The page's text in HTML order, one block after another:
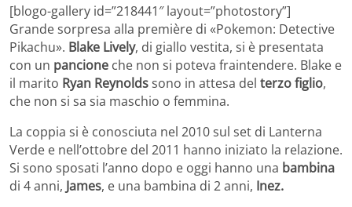
[blogo-gallery id=”218441″ layout=”photostory”]
Grande sorpresa alla première di «Pokemon: Detective
Pikachu». Blake Lively, di giallo vestita, si è presentata
con un pancione che non si poteva fraintendere. Blake e
il marito Ryan Reynoldssono in attesa del terzo figlio,
che non si sa sia maschio o femmina.
La coppia si è conosciuta nel 2010 sul set di Lanterna
Verde e nell’ottobre del 2011 hanno iniziato la relazione.
Si sono sposati l’anno dopo e oggi hanno una bambina
di 4 anni, James, e una bambina di 2 anni, Inez.